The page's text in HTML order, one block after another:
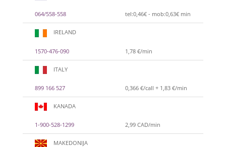
064/558-558 tel:0,46€ - mob:0,63€ min
IRELAND
1570-476-090 1,78 €/min
ITALY
899 166 527 0,366 €/call + 1,83 €/min
KANADA
1-900-528-1299 2,99 CAD/min
MAKEDONIJA